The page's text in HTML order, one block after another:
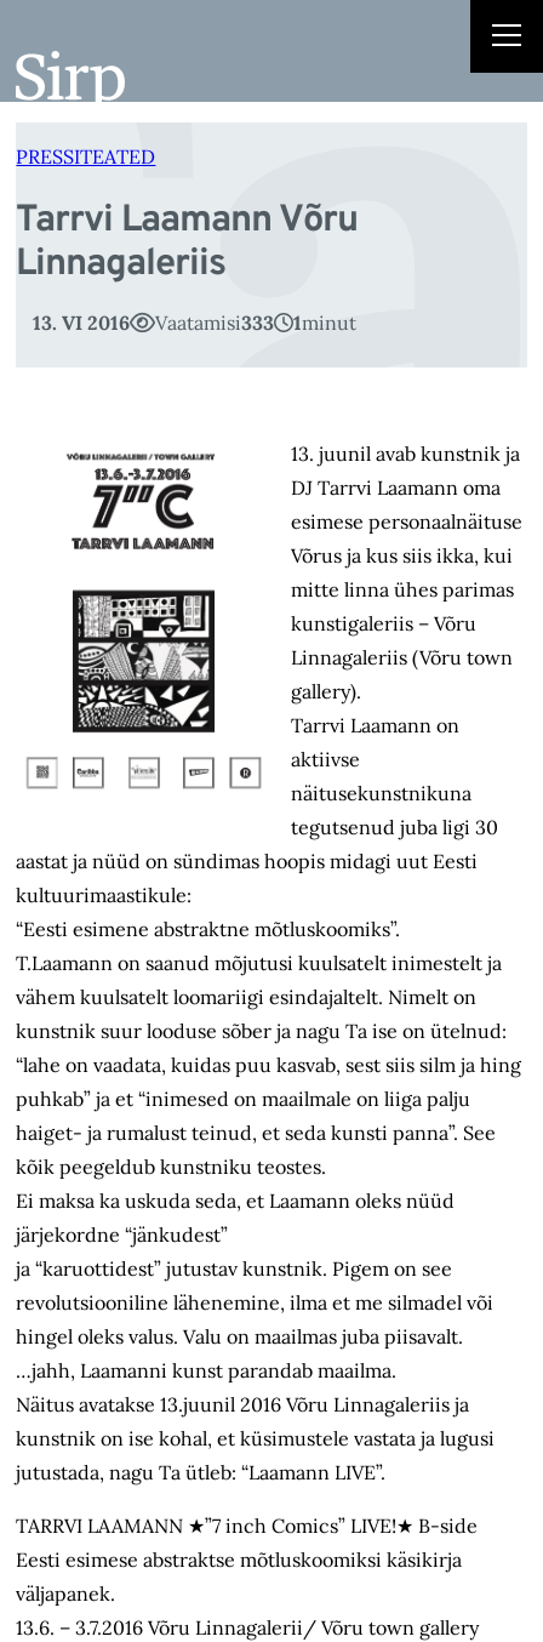
juurde
PRESSITEATED
Tarrvi Laamann Võru
Linnagaleriis
13. VI 2016 Vaatamisi333 1minut
13. juunil avab kunstnik ja
DJ Tarrvi Laamann oma
esimese personaalnäituse
Võrus ja kus siis ikka, kui
mitte linna ühes parimas
kunstigaleriis – Võru
Linnagaleriis (Võru town
gallery).
Tarrvi Laamann on
aktiivse
näitusekunstnikuna
tegutsenud juba ligi 30
aastat ja nüüd on sündimas hoopis midagi uut Eesti
kultuurimaastikule:
“Eesti esimene abstraktne mõtluskoomiks”.
T.Laamann on saanud mõjutusi kuulsatelt inimestelt ja
vähem kuulsatelt loomariigi esindajaltelt. Nimelt on
kunstnik suur looduse sõber ja nagu Ta ise on ütelnud:
“lahe on vaadata, kuidas puu kasvab, sest siis silm ja hing
puhkab” ja et “inimesed on maailmale on liiga palju
haiget- ja rumalust teinud, et seda kunsti panna”. See
kõik peegeldub kunstniku teostes.
Ei maksa ka uskuda seda, et Laamann oleks nüüd
järjekordne “jänkudest”
ja “karuottidest” jutustav kunstnik. Pigem on see
revolutsiooniline lähenemine, ilma et me silmadel või
hingel oleks valus. Valu on maailmas juba piisavalt.
…jahh, Laamanni kunst parandab maailma.
Näitus avatakse 13.juunil 2016 Võru Linnagaleriis ja
kunstnik on ise kohal, et küsimustele vastata ja lugusi
jutustada, nagu Ta ütleb: “Laamann LIVE”.
TARRVI LAAMANN ★”7 inch Comics” LIVE!★ B-side
Eesti esimese abstraktse mõtluskoomiksi käsikirja
väljapanek.
13.6. – 3.7.2016 Võru Linnagalerii/ Võru town gallery